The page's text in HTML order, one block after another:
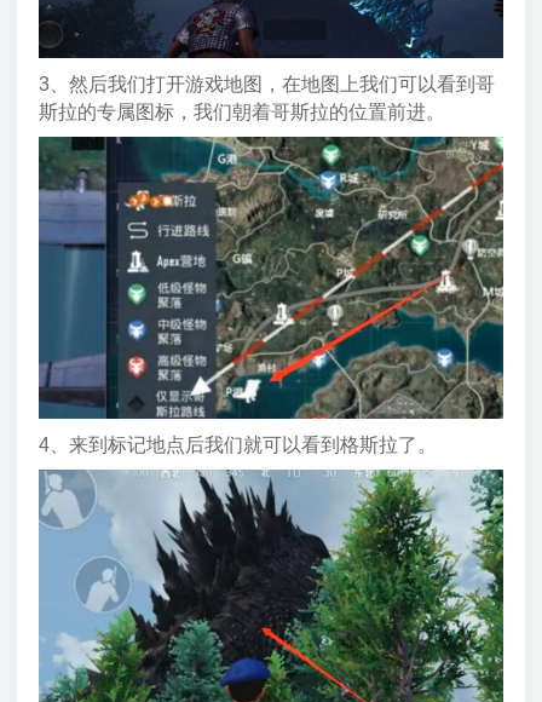
3、然后我们打开游戏地图，在地图上我们可以看到哥
斯拉的专属图标，我们朝着哥斯拉的位置前进。
4、来到标记地点后我们就可以看到格斯拉了。